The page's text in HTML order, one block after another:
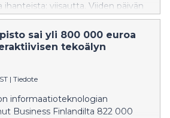
viisautta. Viiden päivän
kysyttiin, miltä viisaus näyttää
kilpaillaan
voimalla, tekoäly muuttaa
keskustelu hakee
sai yli 800 000 euroa
tekoälyn
| Tiedote
informaatioteknologian
Business Finlandilta 822 000